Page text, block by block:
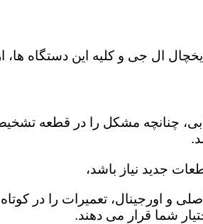
ال جی و کلیه این دستگاه
چنانچه مشکل را در قطعه
جدید نیاز باشد،
و اورجینال، تعمیرات را در
شما قرار می دهند.